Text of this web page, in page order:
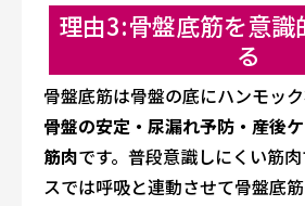
理由3:骨盤底筋を意識
る
骨盤底筋は骨盤の底にハンモック
骨盤の安定・尿漏れ予防・産後
筋肉です。普段意識しにくい筋
スでは呼吸と連動させて骨盤底